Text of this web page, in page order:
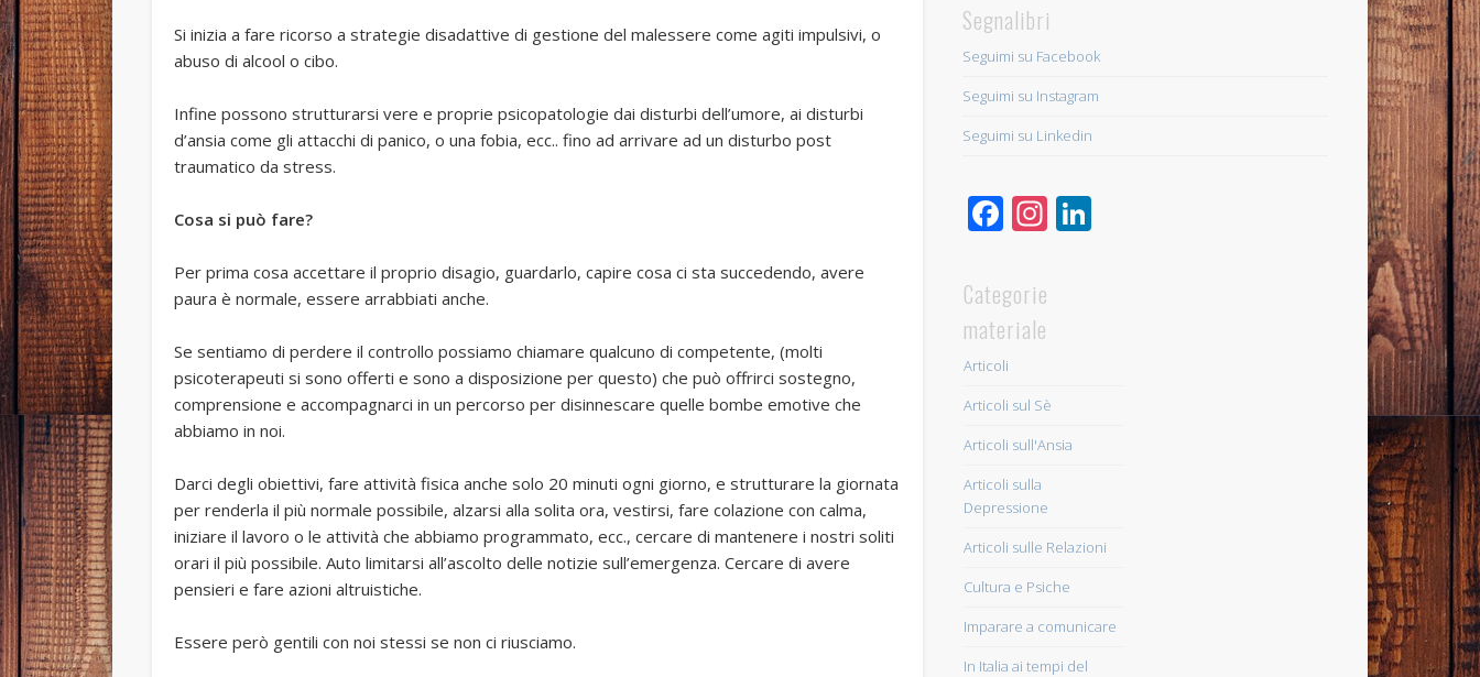
Si inizia a fare ricorso a strategie disadattive di gestione del malessere come agiti impulsivi, o
abuso di alcool o cibo.
Infine possono strutturarsi vere e proprie psicopatologie dai disturbi dell’umore, ai disturbi
d’ansia come gli attacchi di panico, o una fobia, ecc.. fino ad arrivare ad un disturbo post
traumatico da stress.
Cosa si può fare?
Per prima cosa accettare il proprio disagio, guardarlo, capire cosa ci sta succedendo, avere
paura è normale, essere arrabbiati anche.
Se sentiamo di perdere il controllo possiamo chiamare qualcuno di competente, (molti
psicoterapeuti si sono offerti e sono a disposizione per questo) che può offrirci sostegno,
comprensione e accompagnarci in un percorso per disinnescare quelle bombe emotive che
abbiamo in noi.
Darci degli obiettivi, fare attività fisica anche solo 20 minuti ogni giorno, e strutturare la giornata
per renderla il più normale possibile, alzarsi alla solita ora, vestirsi, fare colazione con calma,
iniziare il lavoro o le attività che abbiamo programmato, ecc., cercare di mantenere i nostri soliti
orari il più possibile. Auto limitarsi all’ascolto delle notizie sull’emergenza. Cercare di avere
pensieri e fare azioni altruistiche.
Essere però gentili con noi stessi se non ci riusciamo.
Segnalibri
Seguimi su Facebook
Seguimi su Instagram
Seguimi su Linkedin
Facebook
Instagram
LinkedIn
Categorie
materiale
Articoli
Articoli sul Sè
Articoli sull'Ansia
Articoli sulla
Depressione
Articoli sulle Relazioni
Cultura e Psiche
Imparare a comunicare
In Italia ai tempi del